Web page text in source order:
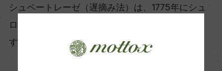
シュペートレーゼ（遅摘み法）は、1775年にシュ
ロス・ヨハニスブルグで偶然発見された方法で
す。